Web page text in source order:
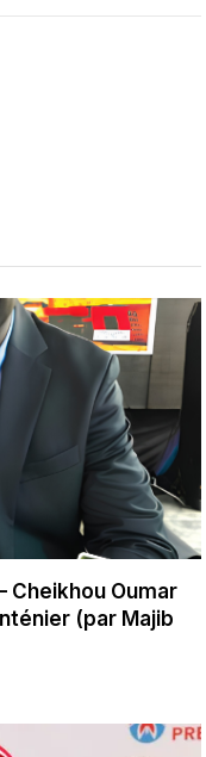
Cheikhou Oumar
(par Majib